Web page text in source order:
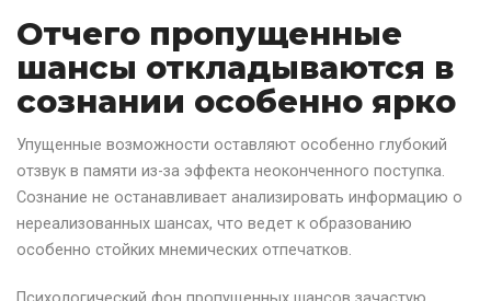
Отчего пропущенные
шансы откладываются в
сознании особенно ярко
Упущенные возможности оставляют особенно глубокий
отзвук в памяти из-за эффекта неоконченного поступка.
Сознание не останавливает анализировать информацию о
нереализованных шансах, что ведет к образованию
особенно стойких мнемических отпечатков.